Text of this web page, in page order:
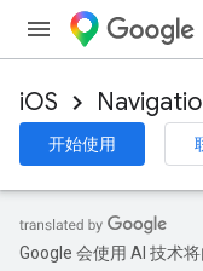
iOS
开始使用
Google 会使用 AI 技术